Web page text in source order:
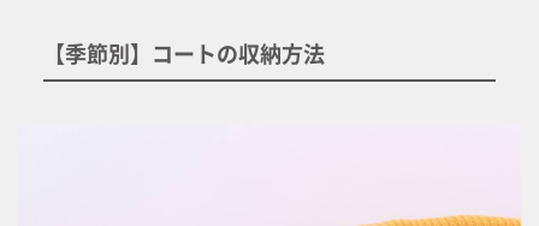
【季節別】コートの収納方法